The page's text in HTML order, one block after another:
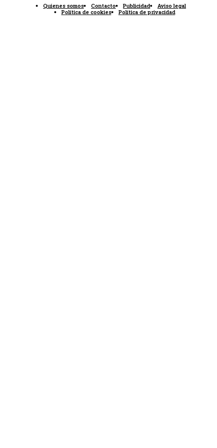
Quienes somos Contacto Publicidad
Aviso legal
Política de cookies
Política de privacidad